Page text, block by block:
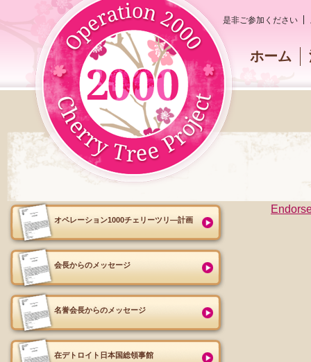
是非ご参加ください
ホーム
オペレーション1000チェリーツリ―計画
会長からのメッセージ
名誉会長からのメッセージ
在デトロイト日本国総領事館